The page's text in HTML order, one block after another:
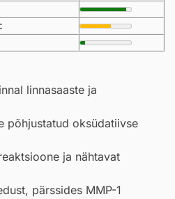
linnasaaste ja
põhjustatud oksüdatiivse
ja nähtavat
pärssides MMP-1